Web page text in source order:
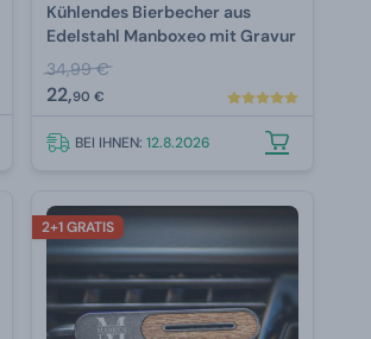
Kühlendes Bierbecher aus
Edelstahl Manboxeo mit Gravur
34,99 €
22,90 €
BEI IHNEN:12.8.2026
2+1 GRATIS